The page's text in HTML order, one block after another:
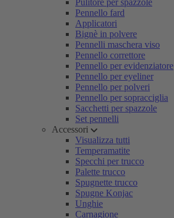
Pulitore per spazzole
Pennello fard
Applicatori
Bignè in polvere
Pennelli maschera viso
Pennello correttore
Pennello per evidenziatore
Pennello per eyeliner
Pennello per polveri
Pennello per sopracciglia
Sacchetti per spazzole
Set pennelli
Accessori
Visualizza tutti
Temperamatite
Specchi per trucco
Palette trucco
Spugnette trucco
Spugne Konjac
Unghie
Carnagione